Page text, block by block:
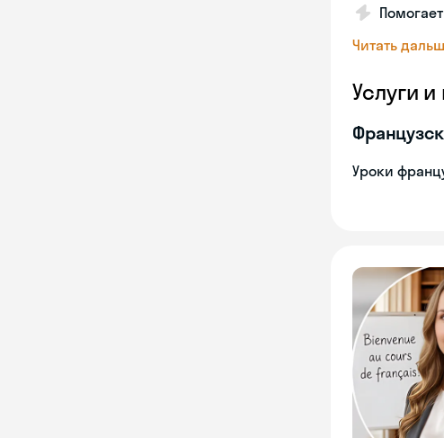
Читать
Услуги
Уроки